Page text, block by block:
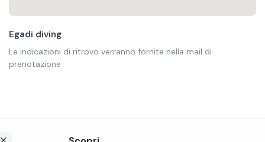
Egadi diving
Le indicazioni di ritrovo verranno fornite nella mail di
prenotazione